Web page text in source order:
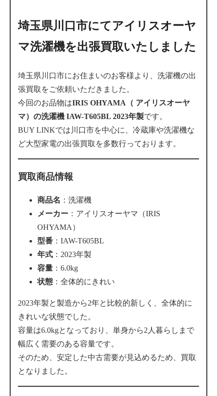
埼玉県川口市にてアイリスオーヤ
マ洗濯機を出張買取いたしました
埼玉県川口市にお住まいのお客様より、洗濯機の出
張買取をご依頼いただきました。
今回のお品物はIRIS OHYAMA（ アイリスオーヤ
マ）の洗濯機 IAW-T605BL 2023年製です。
BUY LINKでは川口市を中心に、冷蔵庫や洗濯機な
ど大型家電の出張買取を多数行っております。
買取商品情報
商品名 ：洗濯機
メーカー ：アイリスオーヤマ（IRIS
OHYAMA）
型番 ：IAW-T605BL
年式 ：2023年製
容量 ：6.0kg
状態 ：全体的にきれい
2023年製と製造から2年と比較的新しく、全体的に
きれいな状態でした。
容量は6.0kgとなっており、単身から2人暮らしまで
幅広く需要のある容量です。
そのため、安定した中古需要が見込めるため、買取
となりました。